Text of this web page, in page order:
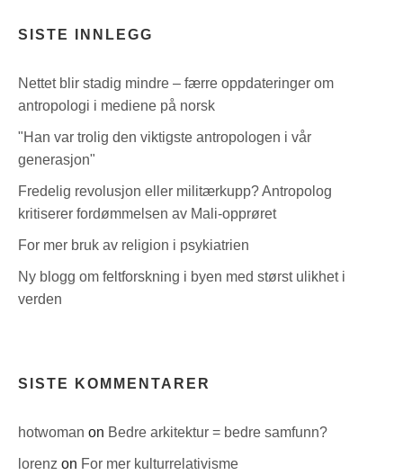
SISTE INNLEGG
Nettet blir stadig mindre – færre oppdateringer om
antropologi i mediene på norsk
"Han var trolig den viktigste antropologen i vår
generasjon"
Fredelig revolusjon eller militærkupp? Antropolog
kritiserer fordømmelsen av Mali-opprøret
For mer bruk av religion i psykiatrien
Ny blogg om feltforskning i byen med størst ulikhet i
verden
SISTE KOMMENTARER
hotwoman on Bedre arkitektur = bedre samfunn?
lorenz on For mer kulturrelativisme